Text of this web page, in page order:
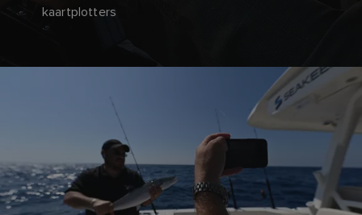
kaartplotters